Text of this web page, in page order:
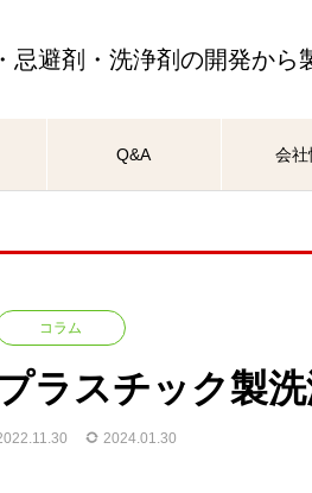
忌避剤・洗浄剤の開発から
Q&A 会社
コラム
ラスチック製
2024.01.30